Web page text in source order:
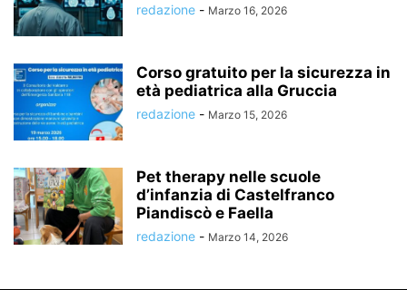
redazione - Marzo 16, 2026
Corso gratuito per la sicurezza in
età pediatrica alla Gruccia
redazione - Marzo 15, 2026
Pet therapy nelle scuole
d’infanzia di Castelfranco
Piandiscò e Faella
redazione - Marzo 14, 2026